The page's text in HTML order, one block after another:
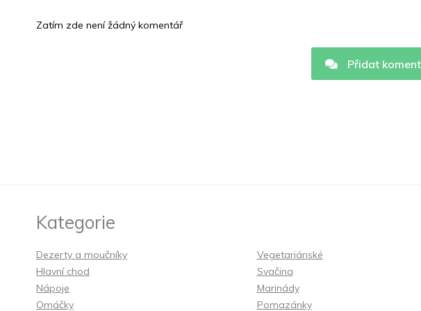
Zatím zde není žádný komentář
Přidat
Kategorie
Dezerty a moučníky
Hlavní chod
Nápoje
Omáčky
Vegetariánské
Svačina
Marinády
Pomazánky